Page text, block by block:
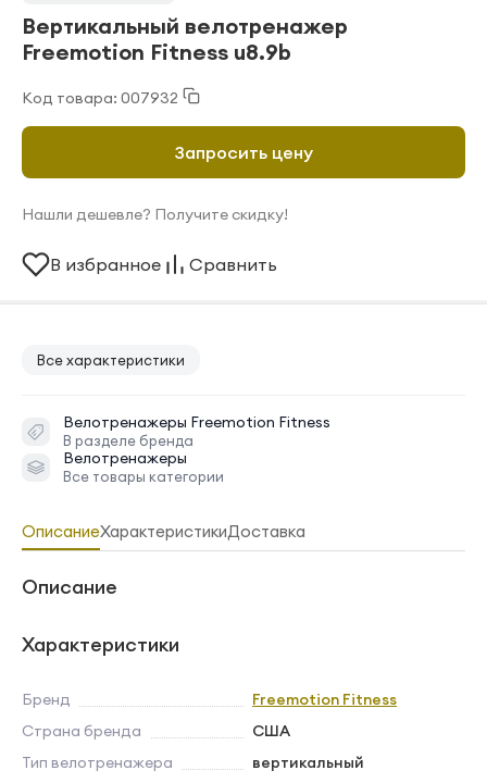
Вертикальный велотренажер
Freemotion Fitness u8.9b
Код товара: 007932
Все характеристики
Велотренажеры Freemotion Fitness
В разделе бренда
Велотренажеры
Все товары категории
Запросить цену
Нашли дешевле? Получите скидку!
В избранное Сравнить
ОписаниеХарактеристикиДоставка
Описание
Характеристики
Бренд
Freemotion Fitness
Страна бренда
США
Тип велотренажера
вертикальный